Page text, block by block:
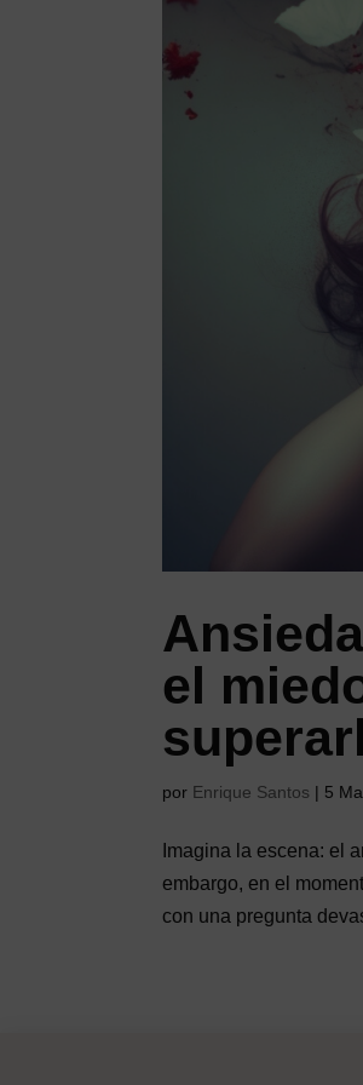
el
por Enrique Santos | 5
Imagina la escena: el
embargo, en el
con una pregunta